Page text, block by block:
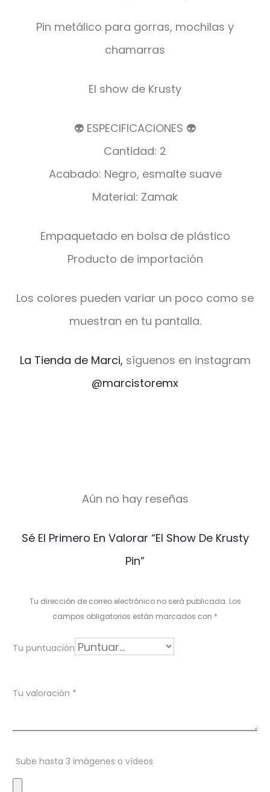
Pin metálico para gorras, mochilas y
chamarras
El show de Krusty
👽 ESPECIFICACIONES 👽
Cantidad: 2
Acabado: Negro, esmalte suave
Material: Zamak
Empaquetado en bolsa de plástico
Producto de importación
Los colores pueden variar un poco como se
muestran en tu pantalla.
La Tienda de Marci, síguenos en instagram
@marcistoremx
V
a
c
o
n
s
Aún no hay reseñas
Sé El Primero En Valorar “El Show De Krusty
Pin”
Tu dirección de correo electrónico no será publicada. Los
campos obligatorios están marcados con *
Tu puntuación
Tu valoración *
Sube hasta 3 imágenes o vídeos